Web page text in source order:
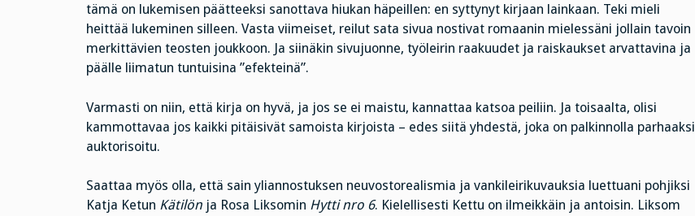
tämä on lukemisen päätteeksi sanottava hiukan häpeillen: en syttynyt kirjaan lainkaan. Teki mieli
heittää lukeminen silleen. Vasta viimeiset, reilut sata sivua nostivat romaanin mielessäni jollain tavoin
merkittävien teosten joukkoon. Ja siinäkin sivujuonne, työleirin raakuudet ja raiskaukset arvattavina ja
päälle liimatun tuntuisina ”efekteinä”.
Varmasti on niin, että kirja on hyvä, ja jos se ei maistu, kannattaa katsoa peiliin. Ja toisaalta, olisi
kammottavaa jos kaikki pitäisivät samoista kirjoista – edes siitä yhdestä, joka on palkinnolla parhaaksi
auktorisoitu.
Saattaa myös olla, että sain yliannostuksen neuvostorealismia ja vankileirikuvauksia luettuani pohjiksi
Katja Ketun Kätilönja Rosa Liksomin Hytti nro 6. Kielellisesti Kettu on ilmeikkäin ja antoisin. Liksom